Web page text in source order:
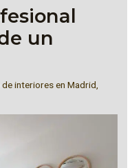
un
interiores en Madrid